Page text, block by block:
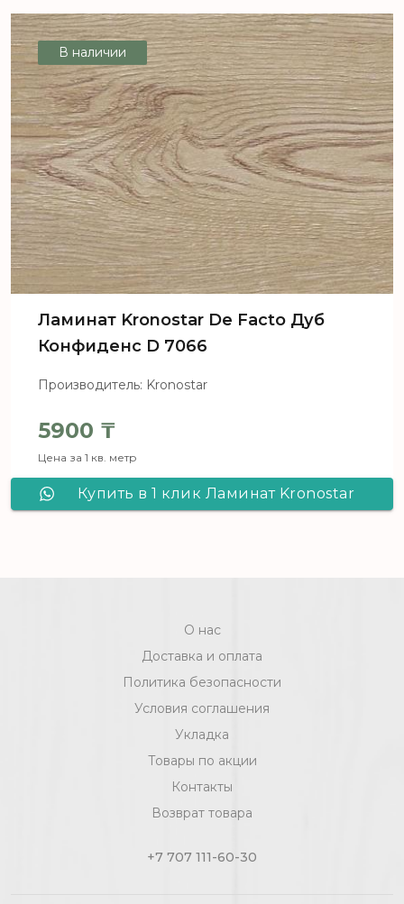
В наличии
Ламинат Kronostar De Facto Дуб
Конфиденс D 7066
Производитель: Kronostar
5900 ₸
Цена за 1 кв. метр
Купить в 1 клик Ламинат Kronostar
О нас
Доставка и оплата
Политика безопасности
Условия соглашения
Укладка
Товары по акции
Контакты
Возврат товара
+7 707 111-60-30